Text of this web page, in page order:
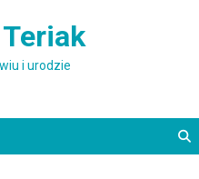
i urodzie